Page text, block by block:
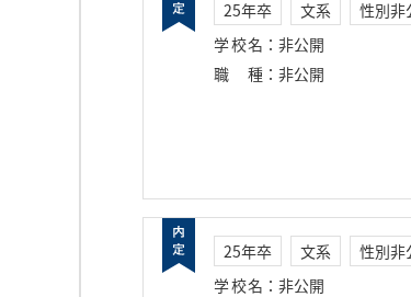
25年卒 文系
性別非
学校名 ： 非公開
職種 ： 非公開
25年卒 文系
性別非
学校名 ： 非公開